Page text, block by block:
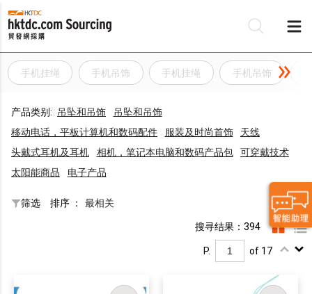
手机挂绳 手机吊饰 手机挂绳 手机吊饰
产品类别: 吊坠和吊饰
吊坠和吊饰
移动电话，平板计算机和数码配件
服装及时尚首饰
天线
头戴式耳机及耳机
相机，笔记本电脑和数码产品包
可穿戴技术
太阳能商品
电子产品
筛选 排序 ： 最相关
搜寻结果：394
P. of 17